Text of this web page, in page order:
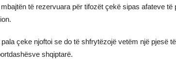
të rezervuara për tifozët çekë sipas afateve
çeke njoftoi se do të shfrytëzojë vetëm një pjesë
shqiptarë.